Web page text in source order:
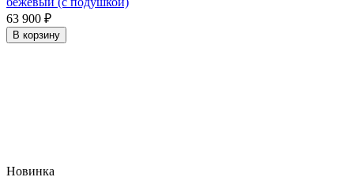
63 900 ₽
В корзину
Новинка